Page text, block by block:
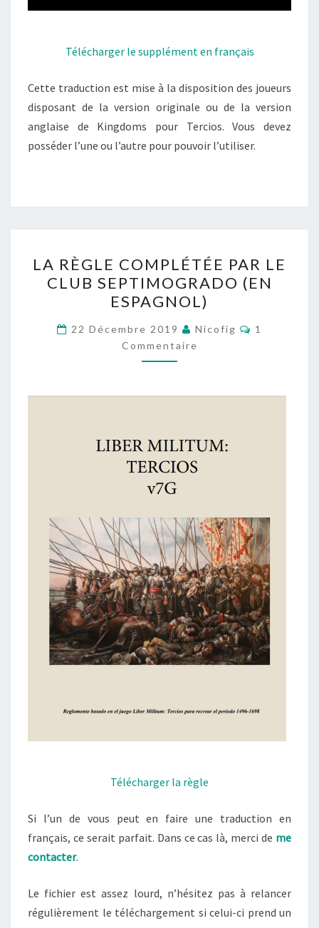
Télécharger le supplément en français
Cette traduction est mise à la disposition des joueurs
disposant de la version originale ou de la version
anglaise de Kingdoms pour Tercios. Vous devez
posséder l’une ou l’autre pour pouvoir l’utiliser.
RÈGLE
COMPLÉTÉE
PAR
LE
CLUB
SEPTIMOGRADO
LA RÈGLE COMPLÉTÉE PAR LE
CLUB SEPTIMOGRADO (EN
ESPAGNOL)
22 Décembre 2019 Nicofig
1
Commentaire
Télécharger la règle
Si l’un de vous peut en faire une traduction en
français, ce serait parfait. Dans ce cas là, merci de me
contacter.
Le fichier est assez lourd, n’hésitez pas à relancer
régulièrement le téléchargement si celui-ci prend un